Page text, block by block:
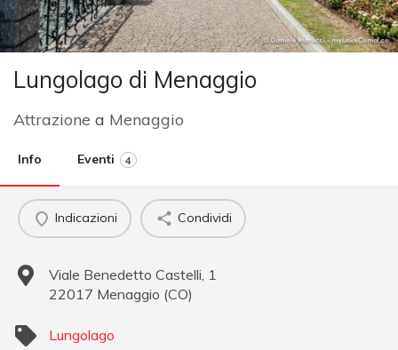
Lungolago di Menaggio
Attrazione a Menaggio
Info Eventi 4
Indicazioni Condividi
Viale Benedetto Castelli, 1
22017 Menaggio (CO)
Lungolago